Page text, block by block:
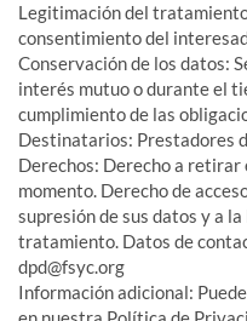
Legitimación del
consentimiento del
Conservación de los datos:
interés mutuo o durante el
cumplimiento de las
Destinatarios: Prestadores
Derechos: Derecho a
momento. Derecho de
supresión de sus datos y a
tratamiento. Datos de
dpd@fsyc.org
Información adicional: